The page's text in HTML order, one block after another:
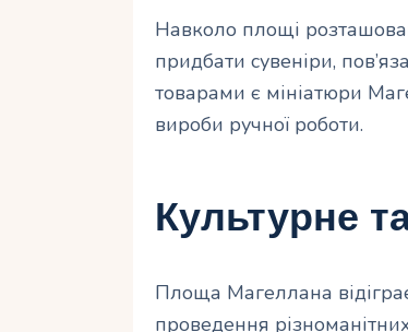
Навколо площі
придбати сувеніри,
товарами є мініатюри
вироби ручної роботи.
Культурне
Площа Магеллана
проведення